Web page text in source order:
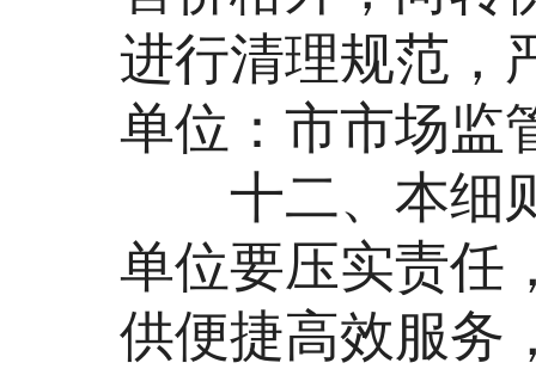
进行清理规范，
单位：市市场监
十二、本细则
单位要压实责任
供便捷高效服务